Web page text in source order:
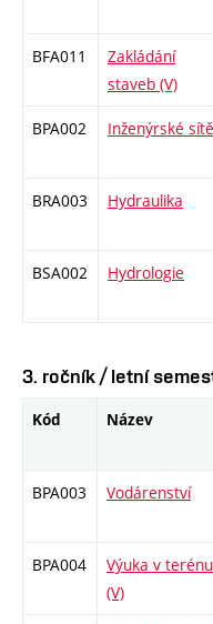
BFA011
Zakládání
staveb (V)
BPA002 Inženýrské sítě
BRA003 Hydraulika
BSA002 Hydrologie
3. ročník / letní
Kód Název
BPA003 Vodárenství
BPA004
Výuka v terénu
(V)